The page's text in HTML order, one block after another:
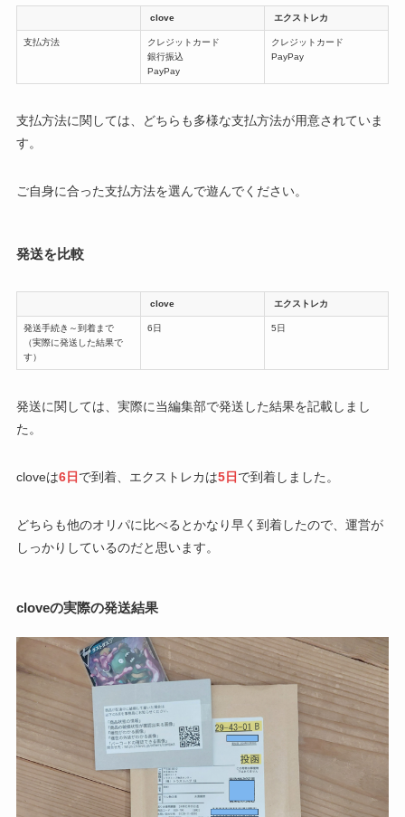
clove エクストレカ
支払方法
クレジットカード
銀行振込
PayPay
クレジットカード
PayPay
支払方法に関しては、どちらも多様な支払方法が用意されていま
す。
ご自身に合った支払方法を選んで遊んでください。
発送を比較
clove エクストレカ
発送手続き～到着まで
（実際に発送した結果で
す）
6日 5日
発送に関しては、実際に当編集部で発送した結果を記載しまし
た。
cloveは6日 で到着、エクストレカは5日 で到着しました。
どちらも他のオリパに比べるとかなり早く到着したので、運営が
しっかりしているのだと思います。
cloveの実際の発送結果